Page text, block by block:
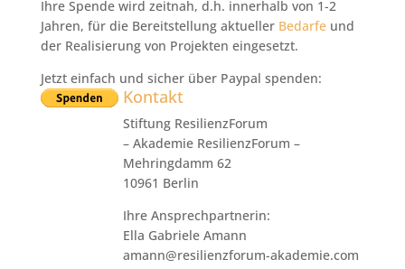
Ihre Spende wird zeitnah, d.h. innerhalb von 1-2
Jahren, für die Bereitstellung aktueller Bedarfeund
der Realisierung von Projekten eingesetzt.
Jetzt einfach und sicher über Paypal spenden:
Kontakt
Stiftung ResilienzForum
– Akademie ResilienzForum –
Mehringdamm 62
10961 Berlin
Ihre Ansprechpartnerin:
Ella Gabriele Amann
amann@resilienzforum-akademie.com